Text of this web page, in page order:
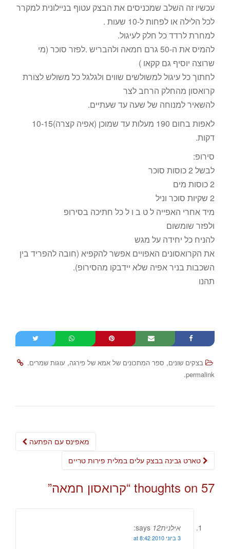
עכשיו זה השלב שמכניסים את הבצק עטוף בניילונית למקרר
לכל הלילה או לפחות ל-10 שעות .
למחרת לרדד כל חלק לעיגול.
להמיס את ה-50 גרם חמאה ולהבריש .לפזר סוכר (מי
שרוצה יוסיף גם קקאו )
לחתוך כל עיגול למשולשים שווים ולגלגל כל משולש לצורת
קרואסון מהחלק הרחב לצר
להשאיר למנוחה של שעה עד שעתיים.
לאפות בחום 190 מעלות עד שמוכן (אפיה קצרה)10-15
דקות.
סירופ:
לבשל 2 כוסות סוכר
2 כוסות מים
2 שקיות סוכר וניל
מיד אחרי האפייה ל ט ב ו ל כל חתיכה בסירופ
ולפזר שומשום
להניח כל יחידה על מגש
את הקרואסונים האפויים אפשר להקפיא (חובה להפריד בין
השכבות בניר אפיה שלא יידבקו מהסירופ).
תהנו
בצקים שונים, ספר המתכונים של אמא של פירגה, עוגות שמרים.
permalink
.
Post
navigation
מאפינס עם הפתעה
57 thoughts on “ קרואסון חמאה”
אילנית12 says:
3 ביוני 2010 at 8:42